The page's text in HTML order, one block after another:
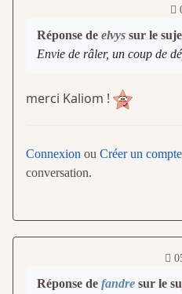
Réponse de elvys sur le
Envie de râler, un coup de
merci Kaliom !
Connexion ou Créer un compte
conversation.
Réponse de fandre sur le